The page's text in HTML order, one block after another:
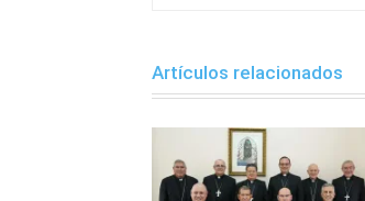
Artículos relacionados